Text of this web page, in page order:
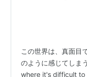
この世界は、真面目
のように感じてしま
where it's difficult